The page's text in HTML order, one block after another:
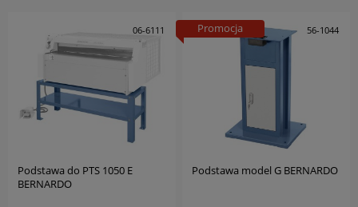
06-6111
Podstawa do PTS 1050 E
BERNARDO
56-1044
Podstawa model G BERNARDO
Promocja